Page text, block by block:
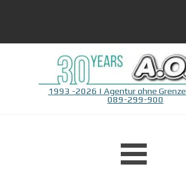
1993 -2026 | Agentur ohne
089-299-900